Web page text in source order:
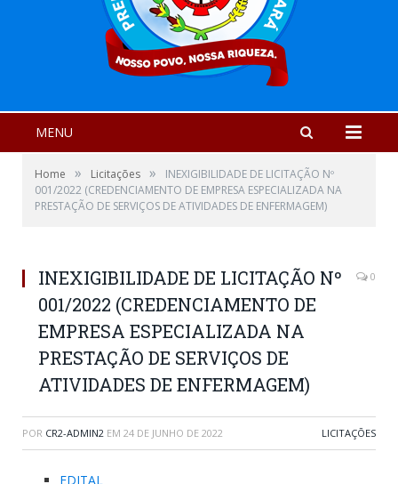
MENU
Home » Licitações »
INEXIGIBILIDADE DE LICITAÇÃO Nº
001/2022 (CREDENCIAMENTO DE EMPRESA ESPECIALIZADA NA
PRESTAÇÃO DE SERVIÇOS DE ATIVIDADES DE ENFERMAGEM)
INEXIGIBILIDADE DE LICITAÇÃO Nº
001/2022 (CREDENCIAMENTO DE
EMPRESA ESPECIALIZADA NA
PRESTAÇÃO DE SERVIÇOS DE
ATIVIDADES DE ENFERMAGEM)
0
POR CR2-ADMIN2 EM 24 DE JUNHO DE 2022 LICITAÇÕES
EDITAL